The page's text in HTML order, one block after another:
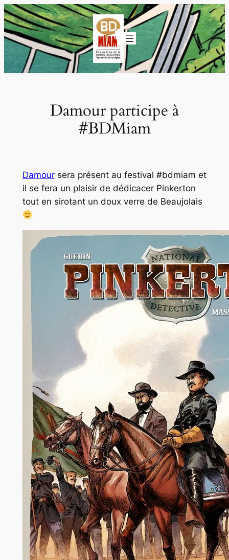
Aller
au
contenu
Damour participe à
#BDMiam
Damoursera présent au festival #bdmiam et
il se fera un plaisir de dédicacer Pinkerton
tout en sirotant un doux verre de Beaujolais